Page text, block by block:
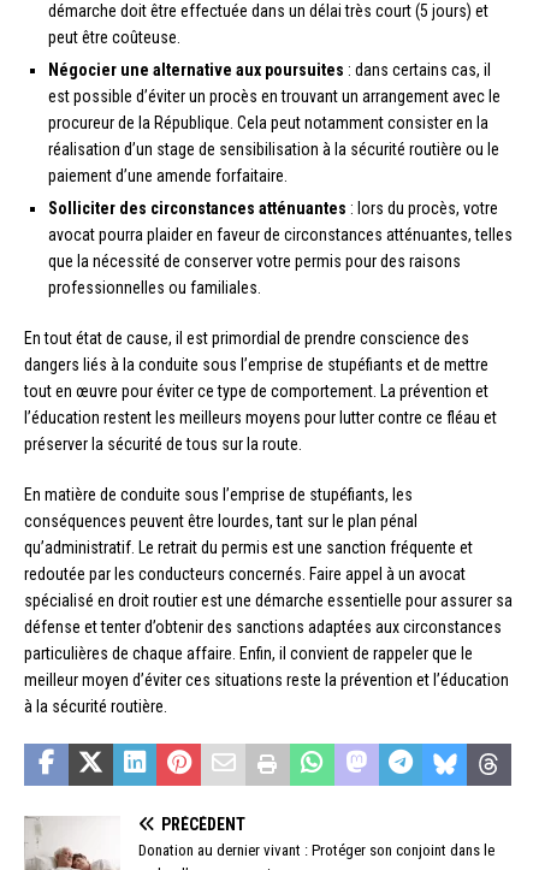
démarche doit être effectuée dans un délai très court (5 jours) et
peut être coûteuse.
Négocier une alternative aux poursuites : dans certains cas, il
est possible d’éviter un procès en trouvant un arrangement avec le
procureur de la République. Cela peut notamment consister en la
réalisation d’un stage de sensibilisation à la sécurité routière ou le
paiement d’une amende forfaitaire.
Solliciter des circonstances atténuantes : lors du procès, votre
avocat pourra plaider en faveur de circonstances atténuantes, telles
que la nécessité de conserver votre permis pour des raisons
professionnelles ou familiales.
En tout état de cause, il est primordial de prendre conscience des
dangers liés à la conduite sous l’emprise de stupéfiants et de mettre
tout en œuvre pour éviter ce type de comportement. La prévention et
l’éducation restent les meilleurs moyens pour lutter contre ce fléau et
préserver la sécurité de tous sur la route.
En matière de conduite sous l’emprise de stupéfiants, les
conséquences peuvent être lourdes, tant sur le plan pénal
qu’administratif. Le retrait du permis est une sanction fréquente et
redoutée par les conducteurs concernés. Faire appel à un avocat
spécialisé en droit routier est une démarche essentielle pour assurer sa
défense et tenter d’obtenir des sanctions adaptées aux circonstances
particulières de chaque affaire. Enfin, il convient de rappeler que le
meilleur moyen d’éviter ces situations reste la prévention et l’éducation
à la sécurité routière.
PRÉCÉDENT
Donation au dernier vivant : Protéger son conjoint dans le